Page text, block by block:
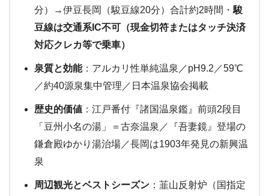
分）→伊豆長岡（駿豆線20分）合計約2時間・ 駿
豆線は交通系IC不可（現金切符またはタッチ決済
対応クレカ等で乗車）
泉質と効能：アルカリ性単純温泉／pH9.2／59℃
／約40源泉集中管理／日本温泉協会掲載
歴史的価値 ：江戸番付『諸国温泉鑑』前頭2段目
「豆州小名の湯」＝古奈温泉／『吾妻鏡』登場の
鎌倉殿ゆかり湯治場／長岡は1903年発見の新興温
泉
周辺観光とベストシーズン ：韮山反射炉（国指定